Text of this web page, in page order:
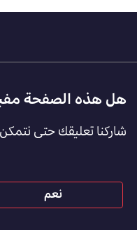
Footer
Feedback
[AR]
هل هذه الصفحة
شاركنا تعليقك حتى
نعم